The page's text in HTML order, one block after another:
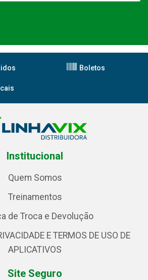
Boletos
Institucional
Quem Somos
Treinamentos
de Troca e Devolução
E TERMOS DE USO DE
APLICATIVOS
Site Seguro